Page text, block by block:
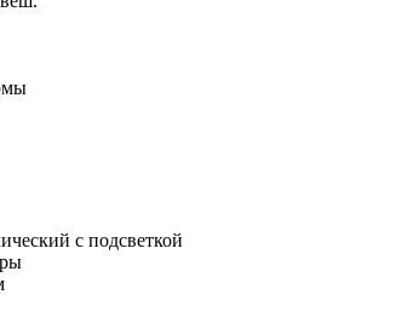
с подсветкой